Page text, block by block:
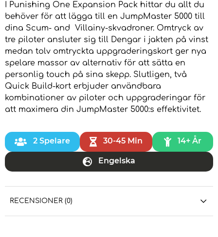
I Punishing One Expansion Pack hittar du allt du
behöver för att lägga till en JumpMaster 5000 till
dina Scum- and Villainy-skvadroner. Omtryck av
tre piloter ansluter sig till Dengar i jakten på vinst
medan tolv omtryckta uppgraderingskort ger nya
spelare massor av alternativ för att sätta en
personlig touch på sina skepp. Slutligen, två
Quick Build-kort erbjuder användbara
kombinationer av piloter och uppgraderingar för
att maximera din JumpMaster 5000:s effektivitet.
2 Spelare 30-45 Min 14+ År
Engelska
RECENSIONER (0)